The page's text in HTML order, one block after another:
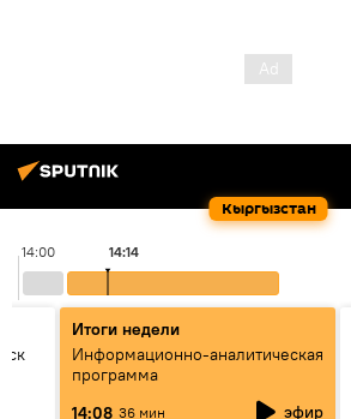
Кыргызстан
14:00 14:14
Итоги недели
Информационно-аналитическая
программа
14:08 36 мин эфир